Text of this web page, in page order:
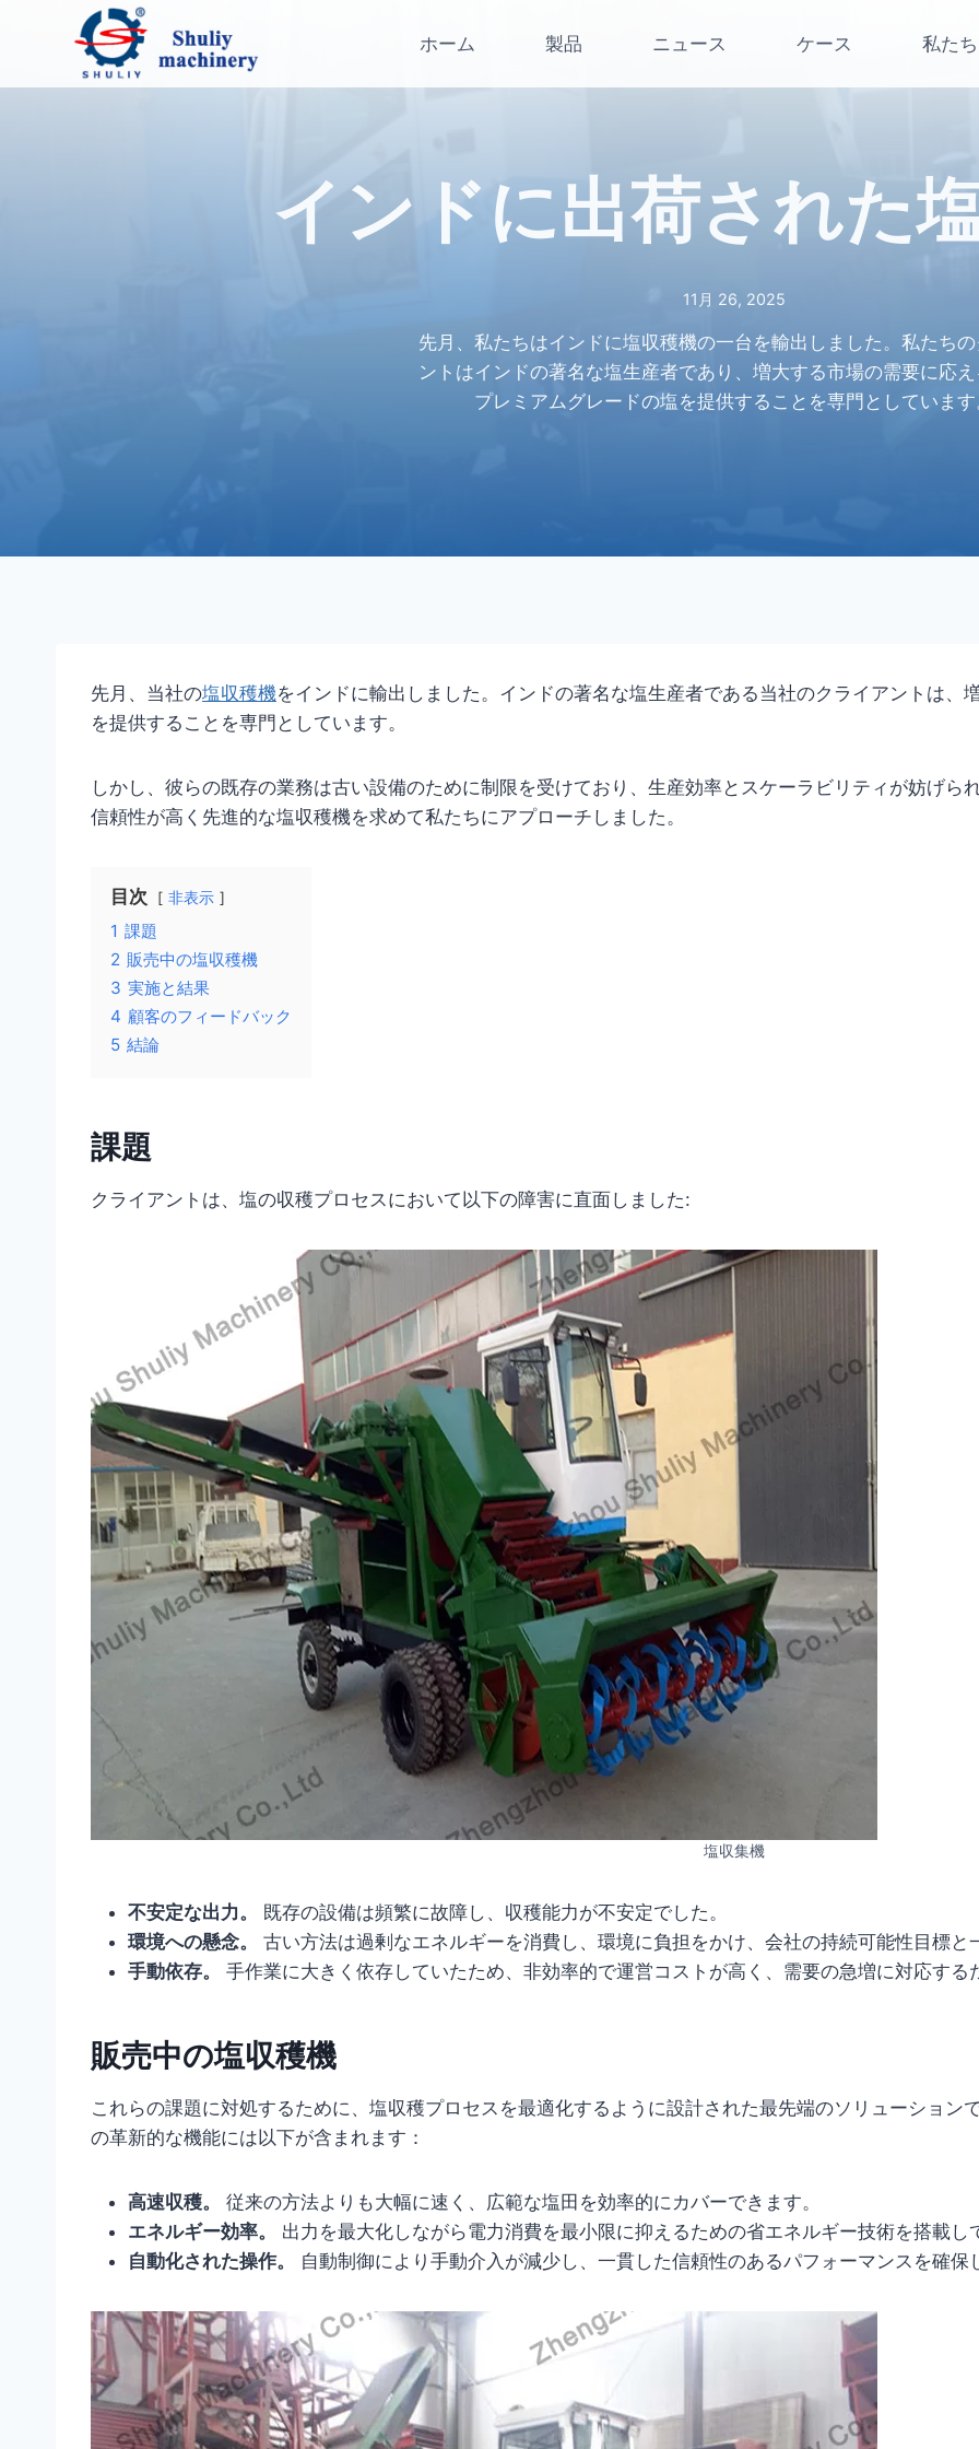
ホーム 製品 ニュース ケース 私た
インドに出荷された
11月 26, 2025
先月、私たちはインドに塩収穫機の一台を輸出しました。私たち
ントはインドの著名な塩生産者であり、増大する市場の需要に応
プレミアムグレードの塩を提供することを専門としています
先月、当社の塩収穫機をインドに輸出しました。インドの著名な塩生産者である当社のクライアントは、
を提供することを専門としています。
しかし、彼らの既存の業務は古い設備のために制限を受けており、生産効率とスケーラビリティが妨げら
信頼性が高く先進的な塩収穫機を求めて私たちにアプローチしました。
目次 非表示
1 課題
2 販売中の塩収穫機
3 実施と結果
4 顧客のフィードバック
5 結論
課題
クライアントは、塩の収穫プロセスにおいて以下の障害に直面しました:
塩収集機
不安定な出力。
既存の設備は頻繁に故障し、収穫能力が不安定でした。
環境への懸念。
古い方法は過剰なエネルギーを消費し、環境に負担をかけ、会社の持続可能性目標と
手動依存。
手作業に大きく依存していたため、非効率的で運営コストが高く、需要の急増に対応する
販売中の塩収穫機
これらの課題に対処するために、塩収穫プロセスを最適化するように設計された最先端のソリューション
の革新的な機能には以下が含まれます：
高速収穫。
従来の方法よりも大幅に速く、広範な塩田を効率的にカバーできます。
エネルギー効率。
出力を最大化しながら電力消費を最小限に抑えるための省エネルギー技術を搭載し
自動化された操作。
自動制御により手動介入が減少し、一貫した信頼性のあるパフォーマンスを確保